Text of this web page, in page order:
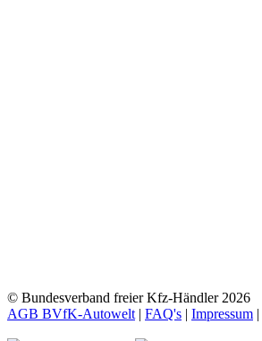
© Bundesverband freier Kfz-Händler 2026
AGB BVfK-Autowelt | FAQ's | Impressum |